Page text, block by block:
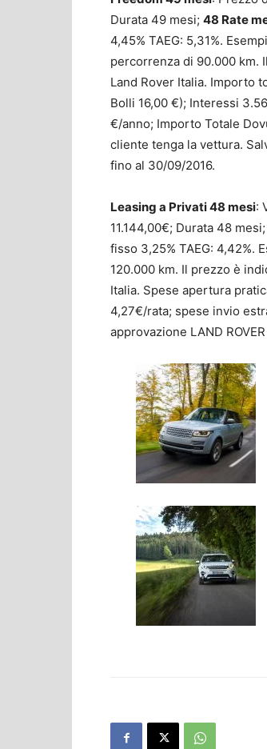
Durata 49 mesi; 48 Rate
4,45% TAEG: 5,31%.
percorrenza di 90.000 km.
Land Rover Italia. Importo
Bolli 16,00 €); Interessi
€/anno; Importo Totale
cliente tenga la vettura.
fino al 30/09/2016.
Leasing a Privati 48 mesi:
11.144,00€; Durata 48 mesi;
fisso 3,25% TAEG: 4,42%.
120.000 km. Il prezzo è
Italia. Spese apertura
4,27€/rata; spese invio
approvazione LAND